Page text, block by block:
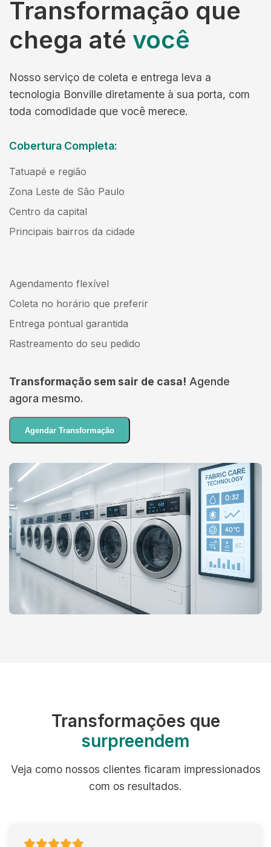
Transformação que
chega até você
Nosso serviço de coleta e entrega leva a
tecnologia Bonville diretamente à sua porta, com
toda comodidade que você merece.
Cobertura Completa:
Tatuapé e região
Zona Leste de São Paulo
Centro da capital
Principais bairros da cidade
Agendamento flexível
Coleta no horário que preferir
Entrega pontual garantida
Rastreamento do seu pedido
Transformação sem sair de casa! Agende
agora mesmo.
Agendar Transformação
Transformações que
surpreendem
Veja como nossos clientes ficaram impressionados
com os resultados.